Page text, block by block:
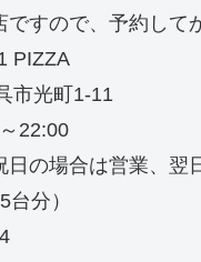
ですので、予約して
PIZZA
市光町1-11
22:00
の場合は営業、翌
分）